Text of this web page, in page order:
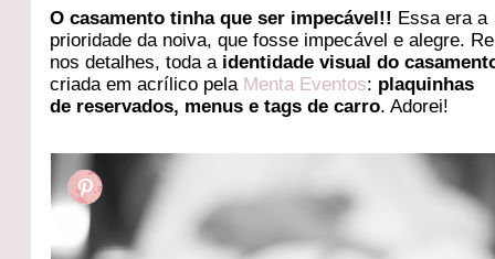
O casamento tinha que ser impecável!! Essa era a
prioridade da noiva, que fosse impecável e alegre.
nos detalhes, toda a identidade visual do
criada em acrílico pela Menta Eventos: plaquinhas
de reservados, menus e tags de carro. Adorei!